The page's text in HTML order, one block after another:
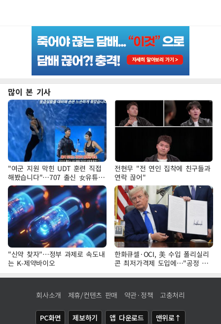
많이 본 기사
"여군 지원 막힌 UDT 훈련 직접
해봤습니다"…707 출신 女유튜버
'완벽 소화'
전현무 "전 연인 집착에 친구들과
연락 끊어"
"신약 찾자"…정부 과제로 속도내
는 K-제약바이오
한화큐셀·OCI, 美 수입 폴리실리
콘 최저가격제 도입에…"공정 경
쟁·수익성 개선 환영"
회사소개 제휴/컨텐츠 판매 약관·정책 고충처리
PC화면 제보하기 앱 다운로드 맨위로↑